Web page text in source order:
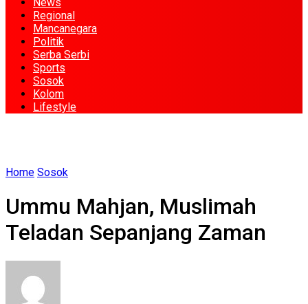
Regional
Mancanegara
Politik
Serba Serbi
Sports
Sosok
Kolom
Lifestyle
Home Sosok
Ummu Mahjan, Muslimah
Teladan Sepanjang Zaman